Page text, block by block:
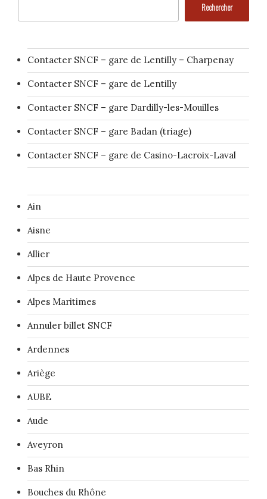
Rechercher
Contacter SNCF – gare de Lentilly – Charpenay
Contacter SNCF – gare de Lentilly
Contacter SNCF – gare Dardilly-les-Mouilles
Contacter SNCF – gare Badan (triage)
Contacter SNCF – gare de Casino-Lacroix-Laval
Ain
Aisne
Allier
Alpes de Haute Provence
Alpes Maritimes
Annuler billet SNCF
Ardennes
Ariège
AUBE
Aude
Aveyron
Bas Rhin
Bouches du Rhône